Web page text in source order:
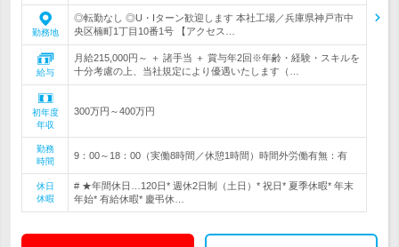
勤務地
◎転勤なし ◎U・Iターン歓迎します 本社工場／兵庫県神戸市中
央区楠町1丁目10番1号 【アクセス…
給与
月給215,000円～ ＋ 諸手当 ＋ 賞与年2回※年齢・経験・スキルを
十分考慮の上、当社規定により優遇いたします（…
初年度
年収
300万円～400万円
勤務
時間
9：00～18：00（実働8時間／休憩1時間）時間外労働有無：有
休日
休暇
# ★年間休日…120日* 週休2日制（土日）* 祝日* 夏季休暇* 年末
年始* 有給休暇* 慶弔休…